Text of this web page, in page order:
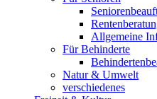
Allgemeine
Für Behinderte
Natur & Umwelt
verschiedenes